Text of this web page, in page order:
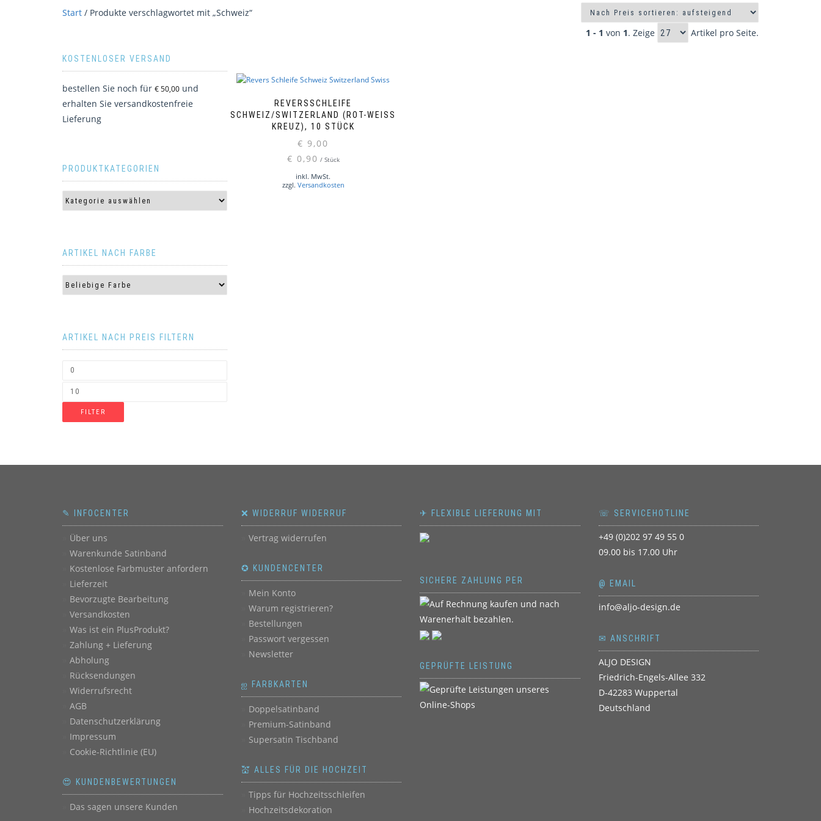
Start / Produkte verschlagwortet mit „Schweiz“
1 - 1 von 1. Zeige Artikel pro Seite.
REVERSSCHLEIFE
SCHWEIZ/SWITZERLAND (ROT-WEISS K
REUZ), 10 STÜCK
€ 9,00
€ 0,90 / Stück
inkl. MwSt.
zzgl. Versandkosten
KOSTENLOSER VERSAND
bestellen Sie noch für €50,00 und
erhalten Sie versandkostenfreie
Lieferung
PRODUKTKATEGORIEN
ARTIKEL NACH FARBE
ARTIKEL NACH PREIS FILTERN
FILTER
✎ INFOCENTER
Über uns
Warenkunde Satinband
Kostenlose Farbmuster anfordern
Lieferzeit
Bevorzugte Bearbeitung
Versandkosten
Was ist ein PlusProdukt?
Zahlung + Lieferung
Abholung
Rücksendungen
Widerrufsrecht
AGB
Datenschutzerklärung
Impressum
Cookie-Richtlinie (EU)
😍 KUNDENBEWERTUNGEN
Das sagen unsere Kunden
❌ WIDERRUF WIDERRUF
Vertrag widerrufen
✪ KUNDENCENTER
Mein Konto
Warum registrieren?
Bestellungen
Passwort vergessen
Newsletter
ஐ FARBKARTEN
Doppelsatinband
Premium-Satinband
Supersatin Tischband
💒 ALLES FÜR DIE HOCHZEIT
Tipps für Hochzeitsschleifen
Hochzeitsdekoration
✈ FLEXIBLE LIEFERUNG MIT
SICHERE ZAHLUNG PER
GEPRÜFTE LEISTUNG
☏ SERVICEHOTLINE
+49 (0)202 97 49 55 0
09.00 bis 17.00 Uhr
@ EMAIL
info@aljo-design.de
✉ ANSCHRIFT
ALJO DESIGN
Friedrich-Engels-Allee 332
D-42283 Wuppertal
Deutschland